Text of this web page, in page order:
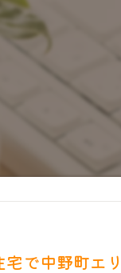
宅で中野町エ